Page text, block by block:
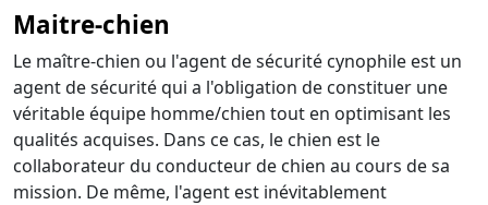
Maitre-chien
Le maître-chien ou l'agent de sécurité cynophile est un
agent de sécurité qui a l'obligation de constituer une
véritable équipe homme/chien tout en optimisant les
qualités acquises. Dans ce cas, le chien est le
collaborateur du conducteur de chien au cours de sa
mission. De même, l'agent est inévitablement